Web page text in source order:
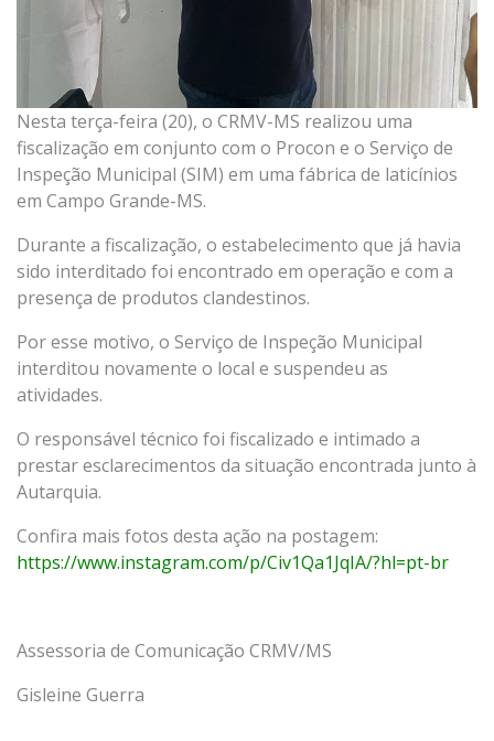
Nesta terça-feira (20), o CRMV-MS realizou uma
fiscalização em conjunto com o Procon e o Serviço de
Inspeção Municipal (SIM) em uma fábrica de laticínios
em Campo Grande-MS.
Durante a fiscalização, o estabelecimento que já havia
sido interditado foi encontrado em operação e com a
presença de produtos clandestinos.
Por esse motivo, o Serviço de Inspeção Municipal
interditou novamente o local e suspendeu as
atividades.
O responsável técnico foi fiscalizado e intimado a
prestar esclarecimentos da situação encontrada junto à
Autarquia.
Confira mais fotos desta ação na postagem:
https://www.instagram.com/p/Civ1Qa1JqIA/?hl=pt-br
Assessoria de Comunicação CRMV/MS
Gisleine Guerra